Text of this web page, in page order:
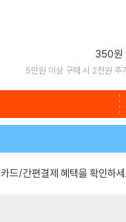
350원
5만원 이상 구매 시 2천원 추
카드/간편결제 혜택을 확인하